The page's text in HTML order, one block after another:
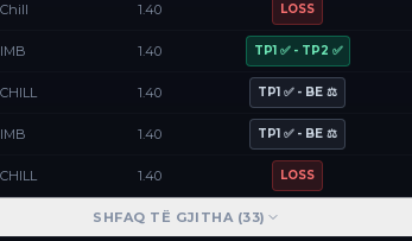
Chill 1.40 LOSS
IMB 1.40 TP1 ✅ - TP2 ✅
CHILL 1.40 TP1 ✅ - BE ⚖️
IMB 1.40 TP1 ✅ - BE ⚖️
CHILL 1.40 LOSS
SHFAQ TË GJITHA (33)